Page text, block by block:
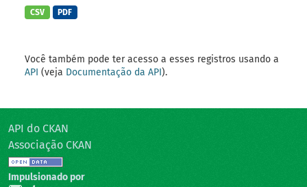
CSV PDF
Você também pode ter acesso a esses registros usando a
API (veja Documentação da API).
API do CKAN
Associação CKAN
Impulsionado por